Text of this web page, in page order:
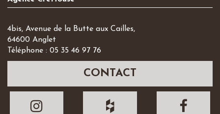
4bis, Avenue de la Butte aux Cailles,
64600 Anglet
Téléphone : 05 35 46 97 76
CONTACT